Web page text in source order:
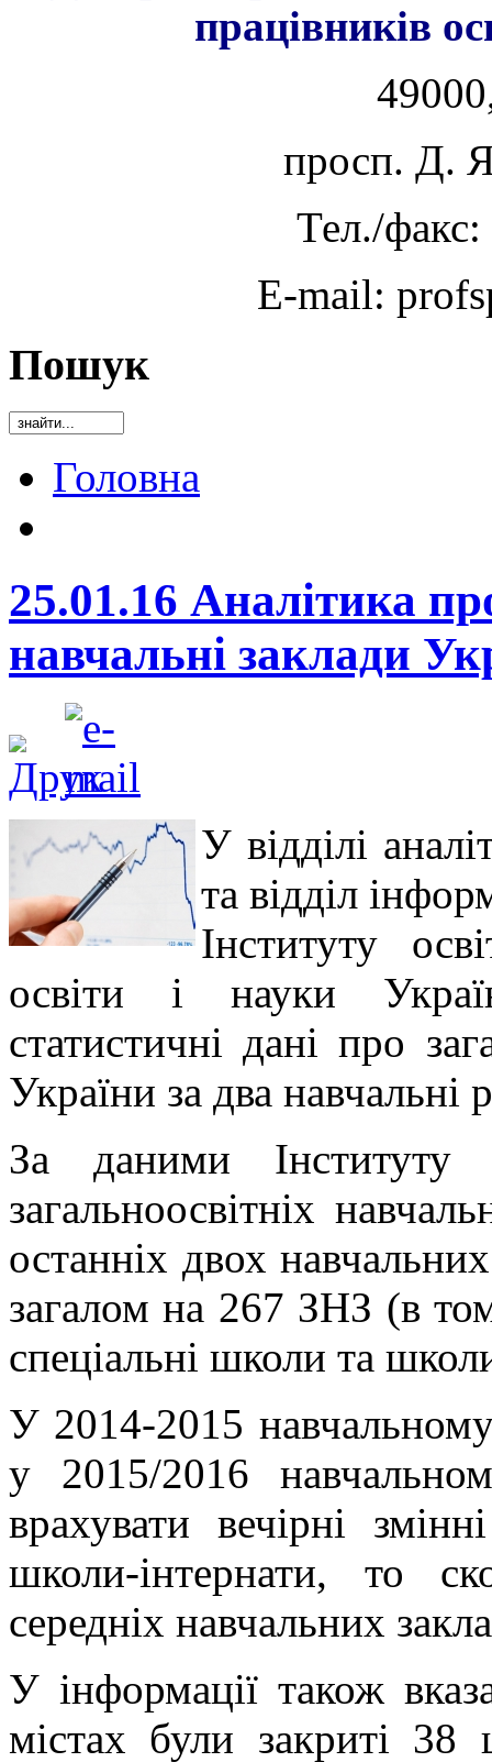
працівників
просп. Д.
Тел./
E-mail:
Пошук
Головна
25.01.16 Аналітика
навчальні заклади
У відділі
та відділ
Інституту
освіти і науки
статистичні дані про
України за два навчальні
За даними Інституту
загальноосвітніх
останніх двох
загалом на 267 ЗНЗ (в
спеціальні школи та
У 2014-2015
у 2015/2016
врахувати вечірні
школи-інтернати, то
середніх навчальних
У інформації також
містах були закриті 38